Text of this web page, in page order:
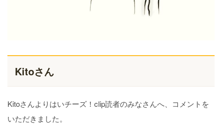
Kitoさん
Kitoさんよりはいチーズ！clip読者のみなさんへ、コメントを
いただきました。